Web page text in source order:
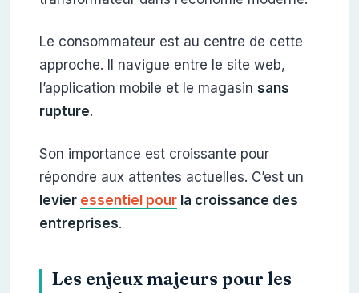
Le consommateur est au centre de cette
approche. Il navigue entre le site web,
l’application mobile et le magasin sans
rupture.
Son importance est croissante pour
répondre aux attentes actuelles. C’est un
levier essentiel pourla croissance des
entreprises.
Les enjeux majeurs pour les